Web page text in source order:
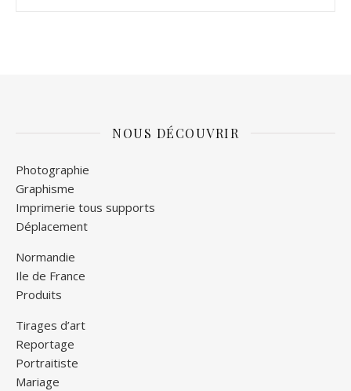
NOUS DÉCOUVRIR
Photographie
Graphisme
Imprimerie tous supports
Déplacement
Normandie
Ile de France
Produits
Tirages d’art
Reportage
Portraitiste
Mariage